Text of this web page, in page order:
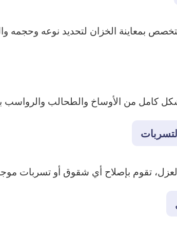
بمعاينة الخزان لتحديد نوعه وحجمه
كامل من الأوساخ والطحالب والرواسب
تقوم بإصلاح أي شقوق أو تسربات